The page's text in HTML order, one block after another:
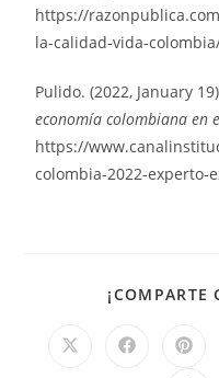
https://
la-calidad-vida-
Pulido. (2022, January
economía colombiana en
https://
colombia-2022-experto-
¡COMPARTE